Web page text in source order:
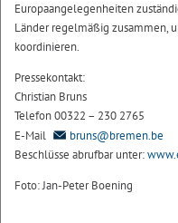
Europaangelegenheiten
Länder regelmäßig zusammen,
koordinieren.
Pressekontakt:
Christian Bruns
Telefon 00322 – 230 2765
E-Mail
bruns@bremen.be
Beschlüsse abrufbar unter:
Foto: Jan-Peter Boening